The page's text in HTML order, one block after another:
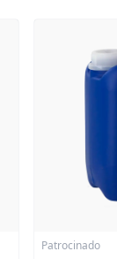
Patrocinado